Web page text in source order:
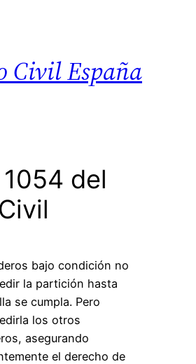
Civil España
del
bajo condición no
la partición hasta
se cumpla. Pero
los otros
asegurando
el derecho de